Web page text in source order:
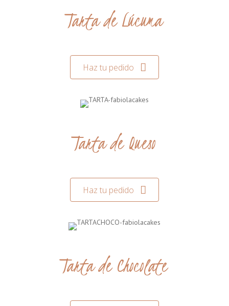
Tarta de Lúcuma
Haz tu pedido
Tarta de Queso
Haz tu pedido
Tarta de Chocolate